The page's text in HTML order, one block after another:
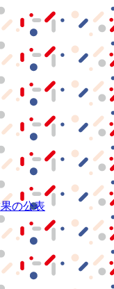
の公表